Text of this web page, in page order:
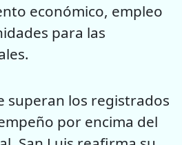
económico, empleo
para las
superan los registrados
por encima del